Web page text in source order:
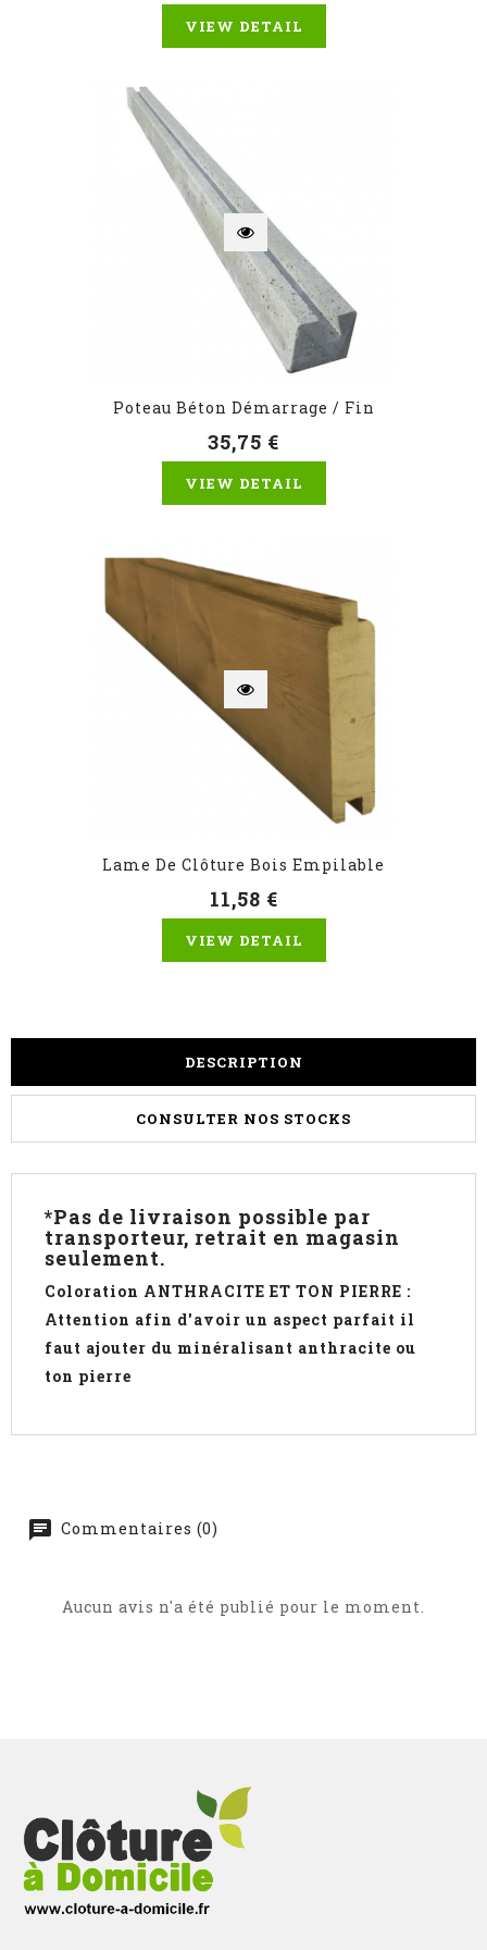
VIEW DETAIL
Poteau Béton Démarrage / Fin
35,75 €
VIEW DETAIL
Lame De Clôture Bois Empilable
11,58 €
VIEW DETAIL
DESCRIPTION
CONSULTER NOS STOCKS
*Pas de livraison possible par
transporteur, retrait en magasin
seulement.
Coloration ANTHRACITE ET TON PIERRE :
Attention afin d'avoir un aspect parfait il
faut ajouter du minéralisant anthracite ou
ton pierre
Commentaires (0)
Aucun avis n'a été publié pour le moment.